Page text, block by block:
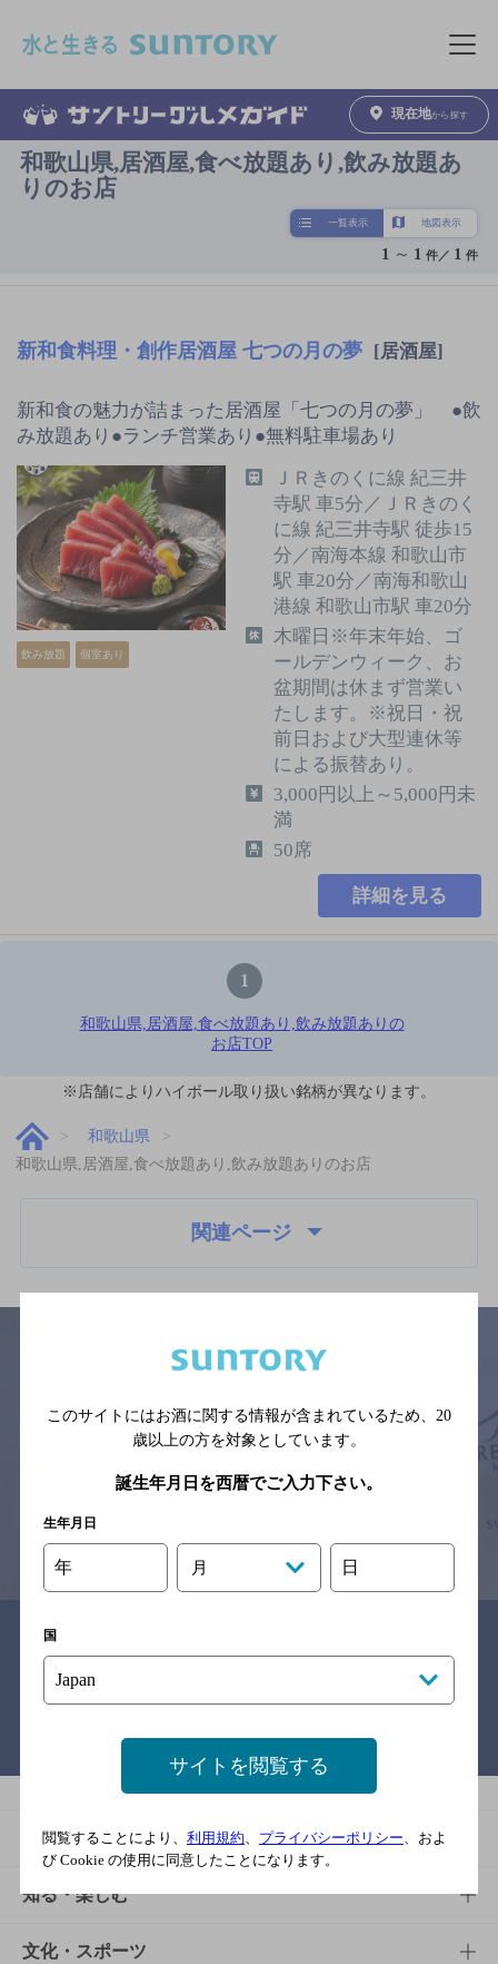
メニュ
現在地から探す
和歌山県,居酒屋,食べ放題あり,飲み放題あ
りのお店
一覧表示 地図表示
1 ～ 1 件／ 1 件
新和食料理・創作居酒屋 七つの月の夢 [居酒屋]
新和食の魅力が詰まった居酒屋「七つの月の夢」 ●飲
み放題あり●ランチ営業あり●無料駐車場あり
飲み放題 個室あり
ＪＲきのくに線 紀三井
寺駅 車5分／ＪＲきのく
に線 紀三井寺駅 徒歩15
分／南海本線 和歌山市
駅 車20分／南海和歌山
港線 和歌山市駅 車20分
木曜日※年末年始、ゴ
ールデンウィーク、お
盆期間は休まず営業い
たします。※祝日・祝
前日および大型連休等
による振替あり。
3,000円以上～5,000円未
満
50席
詳細を見る
1
和歌山県,居酒屋,食べ放題あり,飲み放題ありの
お店TOP
※店舗によりハイボール取り扱い銘柄が異なります。
和歌山県
和歌山県,居酒屋,食べ放題あり,飲み放題ありのお店
関連ページ
※それぞれのお店のメニューや営業時間などの掲載情報については、
念のためお店にご確認の上ご来店くださいますようお願い申し上げま
す。
情報提供：ぐるなび
バー検索サイト［BAR-NAVI］
商品
商品TOP
商品一覧
知る・楽しむ
知る・楽しむTOP
文化・スポーツ
このサイトにはお酒に関する情報が含まれているため、 20
歳以上の方を対象としています。
誕生年月日を西暦でご入力下さい。
生年月日
年 月 日
国
サイトを閲覧する
閲覧することにより、 利用規約 プライバシーポリシー 、およ
び Cookie の使用に同意したことになります。